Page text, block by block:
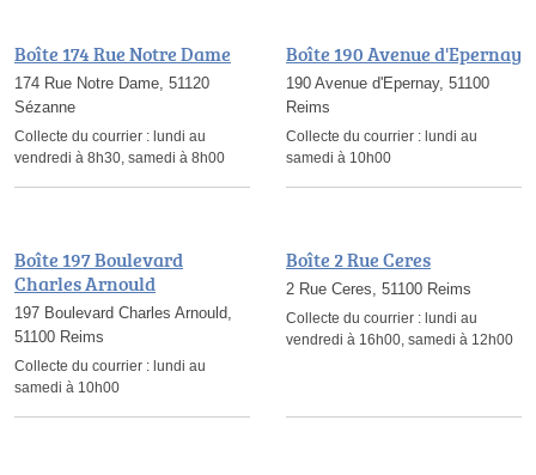
Boîte 174 Rue Notre Dame
174 Rue Notre Dame, 51120
Sézanne
Collecte du courrier : lundi au
vendredi à 8h30, samedi à 8h00
Boîte 190 Avenue d'Epernay
190 Avenue d'Epernay, 51100
Reims
Collecte du courrier : lundi au
samedi à 10h00
Boîte 197 Boulevard
Charles Arnould
197 Boulevard Charles Arnould,
51100 Reims
Collecte du courrier : lundi au
samedi à 10h00
Boîte 2 Rue Ceres
2 Rue Ceres, 51100 Reims
Collecte du courrier : lundi au
vendredi à 16h00, samedi à 12h00